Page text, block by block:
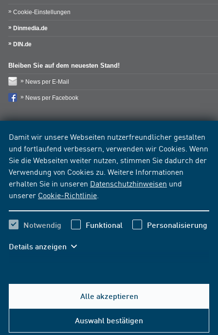
Damit wir unsere Webseiten nutzerfreundlicher gestalten
und fortlaufend verbessern, verwenden wir Cookies. Wenn
Sie die Webseiten weiter nutzen, stimmen Sie dadurch der
Verwendung von Cookies zu. Weitere Informationen
erhalten Sie in unseren Datenschutzhinweisen und
unserer Cookie-Richtlinie
Notwendig Funktional Personalisierung
Details anzeigen
Alle akzeptieren
Auswahl bestätigen
Cookie-Einstellungen
Dinmedia.de
DIN.de
Bleiben Sie auf dem neuesten Stand!
News per E-Mail
News per Facebook
Hilfe & Kontakt